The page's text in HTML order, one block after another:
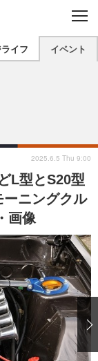
C
O
S
E
を地域から探す
愛車 File
具合修理＆粗悪修理
洗車
イフ イベント
L型とS20型
ニングクル
画像
2025.6.5 Thu 9:00